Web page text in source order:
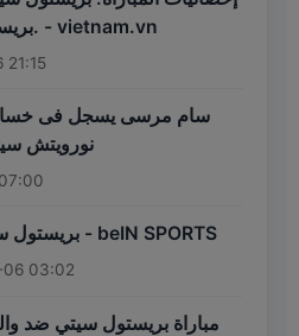
بريسلي، فوز والسال وتأهله. - vietnam.vn
سام مرسى يسجل فى
نورويتش سيتى 4 - 2 - اليوم
بولتون واندررز vs بريستول سيتي - beIN SPORTS
03:02
مباراة بريستول سيتي ضد